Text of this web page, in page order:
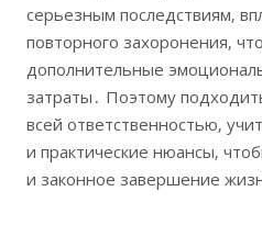
серьезным последствиям‚
повторного захоронения‚
дополнительные
затраты․ Поэтому
всей ответственностью‚
и практические нюансы‚
и законное завершение